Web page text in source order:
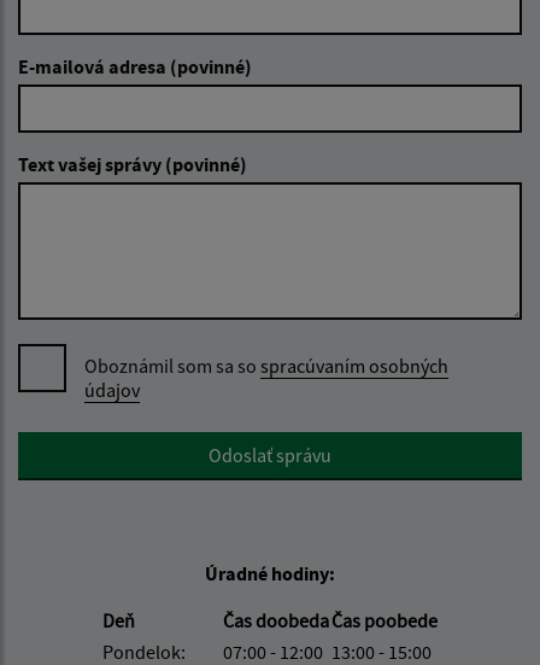
E-mailová adresa (povinné)
Text vašej správy (povinné)
Oboznámil som sa so spracúvaním osobných
údajov
Google reCaptcha ResponseOdoslať správu
Úradné hodiny:
Deň
Čas doobedaČas poobede
Pondelok:
07:00 - 12:00 13:00 - 15:00